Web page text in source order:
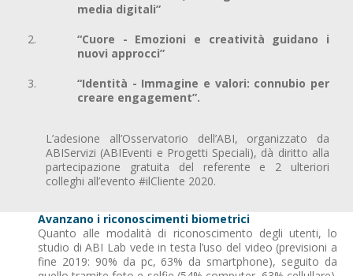
media digitali”
“Cuore - Emozioni e creatività guidano i
nuovi approcci”
“Identità - Immagine e valori: connubio per
creare engagement”.
L’adesione all’Osservatorio dell’ABI, organizzato da
ABIServizi (ABIEventi e Progetti Speciali), dà diritto alla
partecipazione gratuita del referente e 2 ulteriori
colleghi all’evento #ilCliente 2020.
Avanzano i riconoscimenti biometrici
Quanto alle modalità di riconoscimento degli utenti, lo
studio di ABI Lab vede in testa l’uso del video (previsioni a
fine 2019: 90% da pc, 63% da smartphone), seguito da